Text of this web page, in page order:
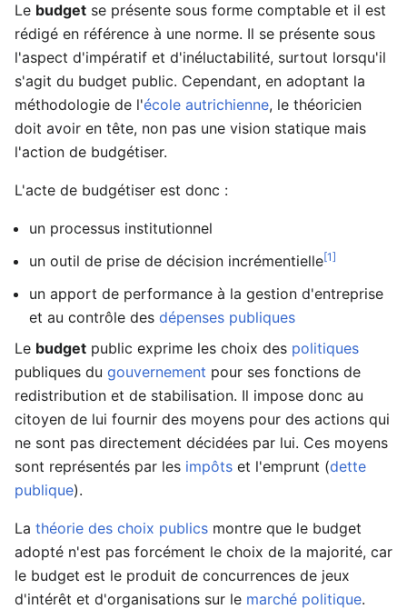
Le budget se présente sous forme comptable et il est
rédigé en référence à une norme. Il se présente sous
l'aspect d'impératif et d'inéluctabilité, surtout lorsqu'il
s'agit du budget public. Cependant, en adoptant la
méthodologie de l'école autrichienne, le théoricien
doit avoir en tête, non pas une vision statique mais
l'action de budgétiser.
L'acte de budgétiser est donc :
un processus institutionnel
un outil de prise de décision incrémentielle[1]
un apport de performance à la gestion d'entreprise
et au contrôle des dépenses publiques
Le budget public exprime les choix des politiques
publiques du gouvernement pour ses fonctions de
redistribution et de stabilisation. Il impose donc au
citoyen de lui fournir des moyens pour des actions qui
ne sont pas directement décidées par lui. Ces moyens
sont représentés par les impôts et l'emprunt (dette
publique).
La théorie des choix publics montre que le budget
adopté n'est pas forcément le choix de la majorité, car
le budget est le produit de concurrences de jeux
d'intérêt et d'organisations sur le marché politique.